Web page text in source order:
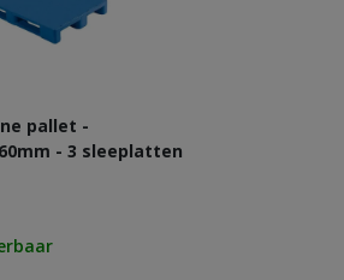
pallet -
- 3 sleeplatten